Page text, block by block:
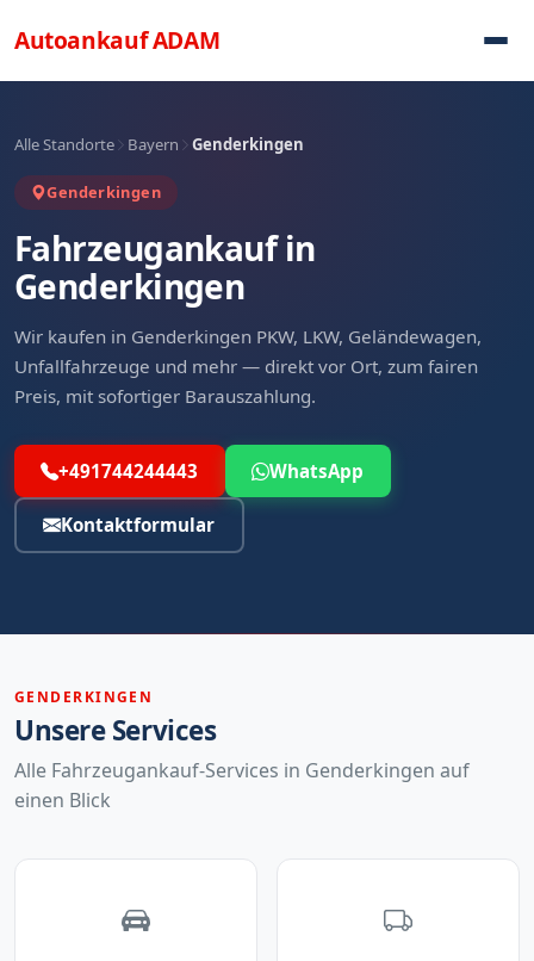
AutoankaufADAM
Alle Standorte Bayern Genderkingen
Genderkingen
Fahrzeugankauf in
Genderkingen
Wir kaufen in Genderkingen PKW, LKW, Geländewagen,
Unfallfahrzeuge und mehr — direkt vor Ort, zum fairen
Preis, mit sofortiger Barauszahlung.
+491744244443 WhatsApp
Kontaktformular
GENDERKINGEN
Unsere Services
Alle Fahrzeugankauf-Services in Genderkingen auf
einen Blick